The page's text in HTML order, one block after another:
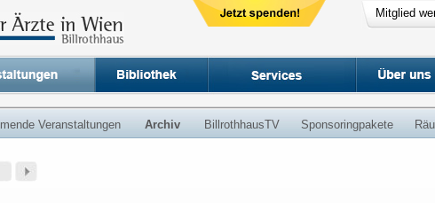
Mitglied
Veranstaltungen Archiv BillrothhausTV Sponsoringpakete